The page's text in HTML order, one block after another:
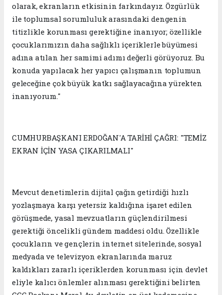
olarak, ekranların etkisinin farkındayız. Özgürlük
ile toplumsal sorumluluk arasındaki dengenin
titizlikle korunması gerektiğine inanıyor; özellikle
çocuklarımızın daha sağlıklı içeriklerle büyümesi
adına atılan her samimi adımı değerli görüyoruz. Bu
konuda yapılacak her yapıcı çalışmanın toplumun
geleceğine çok büyük katkı sağlayacağına yürekten
inanıyorum."
CUMHURBAŞKANI ERDOĞAN'A TARİHİ ÇAĞRI: "TEMİZ
EKRAN İÇİN YASA ÇIKARILMALI"
Mevcut denetimlerin dijital çağın getirdiği hızlı
yozlaşmaya karşı yetersiz kaldığına işaret edilen
görüşmede, yasal mevzuatların güçlendirilmesi
gerektiği öncelikli gündem maddesi oldu. Özellikle
çocukların ve gençlerin internet sitelerinde, sosyal
medyada ve televizyon ekranlarında maruz
kaldıkları zararlı içeriklerden korunması için devlet
eliyle kalıcı önlemler alınması gerektiğini belirten